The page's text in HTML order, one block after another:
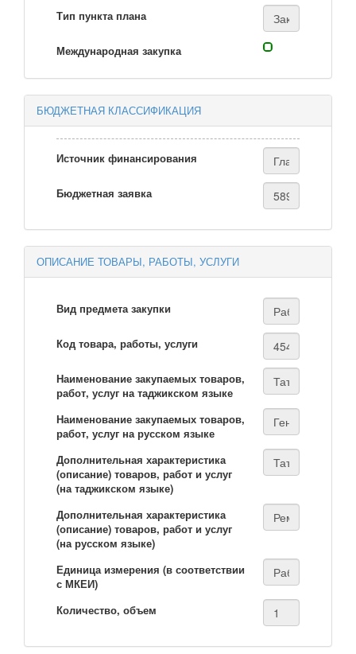
Тип пункта плана
Международная закупка
БЮДЖЕТНАЯ КЛАССИФИКАЦИЯ
Источник финансирования
Бюджетная заявка
ОПИСАНИЕ ТОВАРЫ, РАБОТЫ, УСЛУГИ
Вид предмета закупки
Код товара, работы, услуги
Наименование закупаемых товаров,
работ, услуг на таджикском языке
Наименование закупаемых товаров,
работ, услуг на русском языке
Дополнительная характеристика
(описание) товаров, работ и услуг
(на таджикском языке)
Дополнительная характеристика
(описание) товаров, работ и услуг
(на русском языке)
Единица измерения (в соответствии
с МКЕИ)
Количество, объем